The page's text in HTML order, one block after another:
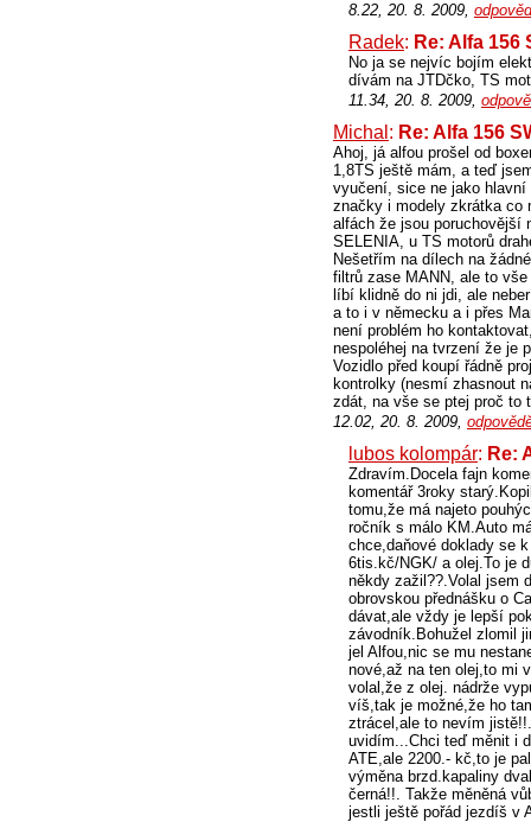
8.22, 20. 8. 2009,
Radek: Re: Alfa 156
No ja se nejvíc bojím
dívám na JTDčko, TS
11.34, 20. 8. 2009,
Michal : Re: Alfa 156
Ahoj, já alfou prošel od
1,8TS ještě mám, a teď
vyučení, sice ne jako
značky i modely zkrátka co
alfách že jsou poruchovější
SELENIA, u TS motorů
Nešetřím na dílech na
filtrů zase MANN, ale to
líbí klidně do ni jdi, ale
a to i v německu a i přes
není problém ho
nespoléhej na tvrzení že je
Vozidlo před koupí řádně
kontrolky (nesmí zhasnout
zdát, na vše se ptej proč to
12.02, 20. 8. 2009,
lubos kolompár: Re:
Zdravím.Docela fajn
komentář 3roky
tomu,že má najeto
ročník s málo KM.Auto
chce,daňové doklady se
6tis.kč/NGK/ a olej.To je
někdy zažil??.Volal jsem
obrovskou přednášku o
dávat,ale vždy je lepší
závodník.Bohužel zlomil
jel Alfou,nic se mu
nové,až na ten olej,to mi
volal,že z olej. nádrže
víš,tak je možné,že ho
ztrácel,ale to nevím
uvidím...Chci teď měnit i
ATE,ale 2200.- kč,to je
výměna brzd.kapaliny
černá!!. Takže měněná
jestli ještě pořád jezdíš v